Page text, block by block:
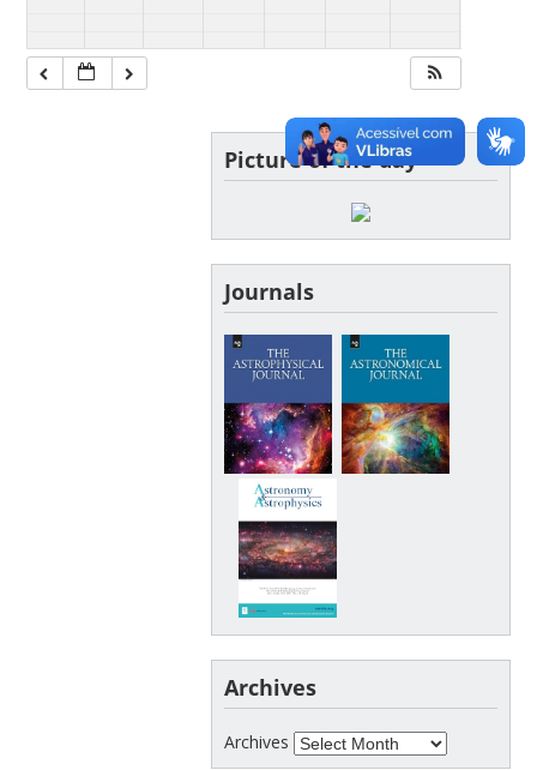
Picture of the day
Journals
Archives
Archives